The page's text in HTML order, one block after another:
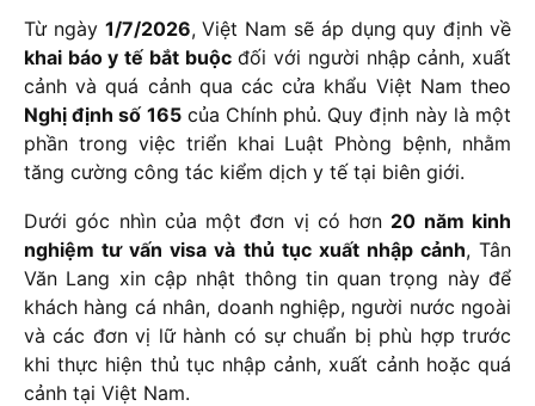
Từ ngày 1/7/2026, Việt Nam sẽ áp dụng quy định về
khai báo y tế bắt buộcđối với người nhập cảnh, xuất
cảnh và quá cảnh qua các cửa khẩu Việt Nam theo
Nghị định số 165của Chính phủ. Quy định này là một
phần trong việc triển khai Luật Phòng bệnh, nhằm
tăng cường công tác kiểm dịch y tế tại biên giới.
Dưới góc nhìn của một đơn vị có hơn 20 năm kinh
nghiệm tư vấn visa và thủ tục xuất nhập cảnh, Tân
Văn Lang xin cập nhật thông tin quan trọng này để
khách hàng cá nhân, doanh nghiệp, người nước ngoài
và các đơn vị lữ hành có sự chuẩn bị phù hợp trước
khi thực hiện thủ tục nhập cảnh, xuất cảnh hoặc quá
cảnh tại Việt Nam.